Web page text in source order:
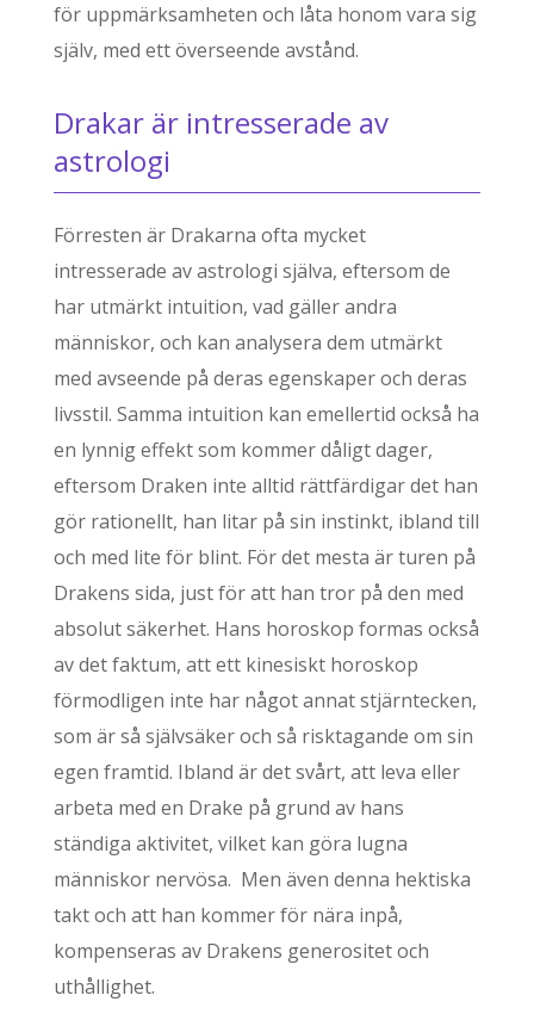
för uppmärksamheten och låta honom vara sig
själv, med ett överseende avstånd.
Drakar är intresserade av
astrologi
Förresten är Drakarna ofta mycket
intresserade av astrologi själva, eftersom de
har utmärkt intuition, vad gäller andra
människor, och kan analysera dem utmärkt
med avseende på deras egenskaper och deras
livsstil. Samma intuition kan emellertid också ha
en lynnig effekt som kommer dåligt dager,
eftersom Draken inte alltid rättfärdigar det han
gör rationellt, han litar på sin instinkt, ibland till
och med lite för blint. För det mesta är turen på
Drakens sida, just för att han tror på den med
absolut säkerhet. Hans horoskop formas också
av det faktum, att ett kinesiskt horoskop
förmodligen inte har något annat stjärntecken,
som är så självsäker och så risktagande om sin
egen framtid. Ibland är det svårt, att leva eller
arbeta med en Drake på grund av hans
ständiga aktivitet, vilket kan göra lugna
människor nervösa. Men även denna hektiska
takt och att han kommer för nära inpå,
kompenseras av Drakens generositet och
uthållighet.